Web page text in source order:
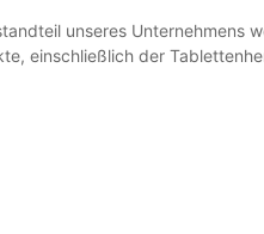
unseres Unternehmens
einschließlich der